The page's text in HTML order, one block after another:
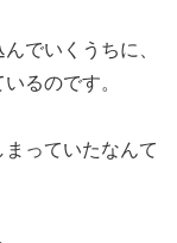
でいくうちに、
るのです。
っていたなんて